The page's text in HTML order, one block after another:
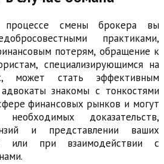
смены брокера вы
практиками,
потерям, обращение к
специализирующимся на
может стать эффективным
знакомы с тонкостями
финансовых рынков и могут
доказательств,
и представлении ваших
или при взаимодействии с